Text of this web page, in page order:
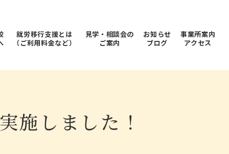
就労移行支援とは
（ご利用料金など）
⾒学・相談会の
ご案内
お知らせ
ブログ
事業所案内
アクセス
施しました！